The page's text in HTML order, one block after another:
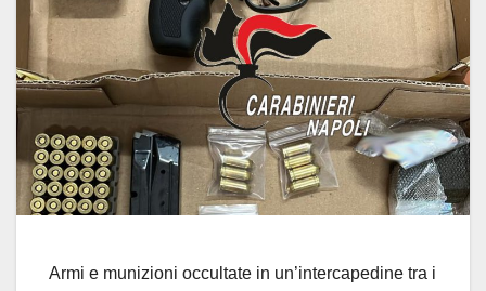
Armi e munizioni occultate in un’intercapedine tra i